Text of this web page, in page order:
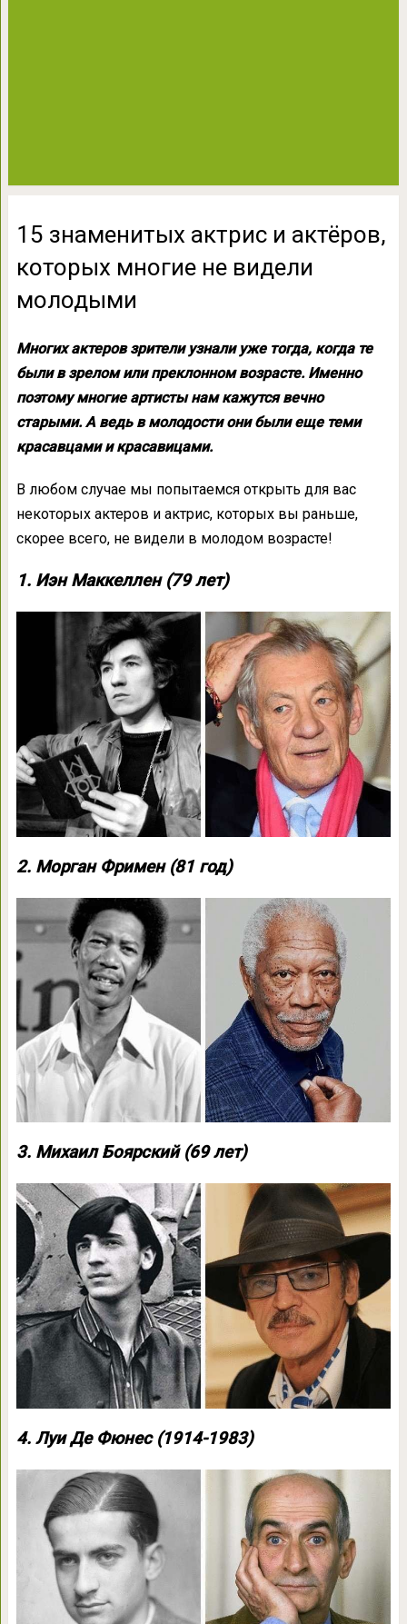
15 знаменитых актрис и актёров,
которых многие не видели
молодыми
Многих актеров зрители узнали уже тогда, когда те
были в зрелом или преклонном возрасте. Именно
поэтому многие артисты нам кажутся вечно
старыми. А ведь в молодости они были еще теми
красавцами и красавицами.
В любом случае мы попытаемся открыть для вас
некоторых актеров и актрис, которых вы раньше,
скорее всего, не видели в молодом возрасте!
1. Иэн Маккеллен (79 лет)
2. Морган Фримен (81 год)
3. Михаил Боярский (69 лет)
4. Луи Де Фюнес (1914-1983)